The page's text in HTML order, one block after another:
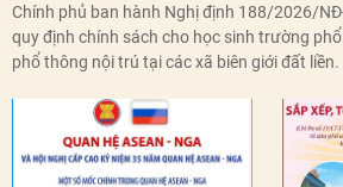
Chính phủ ban hành Nghị định 188/2026/
quy định chính sách cho học sinh trường
phổ thông nội trú tại các xã biên giới đất liền.